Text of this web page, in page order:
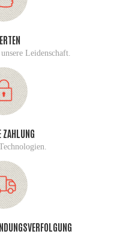
Leidenschaft.
ZAHLUNG